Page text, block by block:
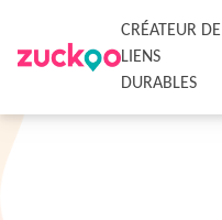
CRÉATEUR DE
LIENS
DURABLES